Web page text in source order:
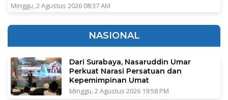
Minggu, 2 Agustus 2026 08:37 AM
NASIONAL
Dari Surabaya, Nasaruddin Umar
Perkuat Narasi Persatuan dan
Kepemimpinan Umat
Minggu, 2 Agustus 2026 19:58 PM